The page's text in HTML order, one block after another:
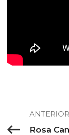
ANTERIOR
Rosa